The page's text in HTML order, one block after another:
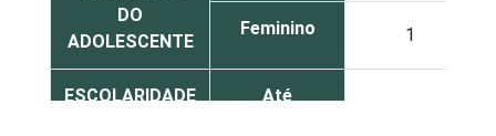
DO
ADOLESCENTE
Feminino 1
ESCOLARIDADE
Até